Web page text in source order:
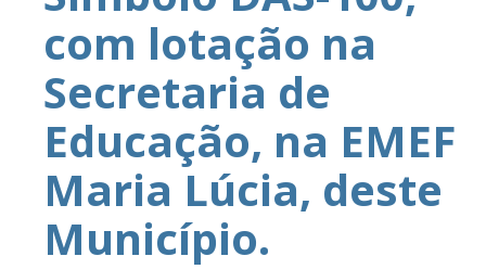
com lotação na
Secretaria de
Educação, na EMEF
Maria Lúcia, deste
Município.